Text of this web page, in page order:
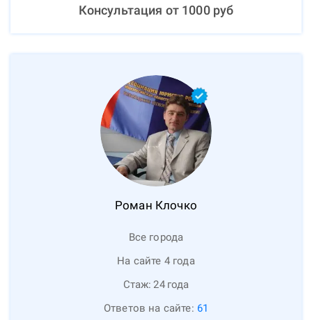
Консультация от 1000руб
Роман Клочко
Все города
На сайте 4 года
Стаж: 24 года
Ответов на сайте: 61